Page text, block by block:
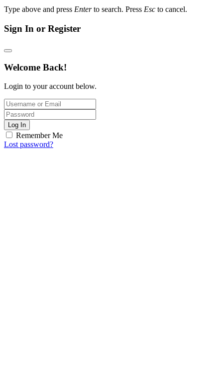
Type above and press Enterto search. Press Esc to cancel.
Sign In or Register
Welcome Back!
Login to your account below.
Log In
Remember Me
Lost password?